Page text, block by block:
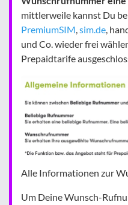
mittlerweile kannst Du
PremiumSIM sim.de ,
und Co. wieder frei
Prepaidtarife
Alle Informationen zur
Um Deine Wunsch-